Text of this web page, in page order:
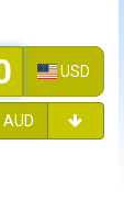
USD
AUD